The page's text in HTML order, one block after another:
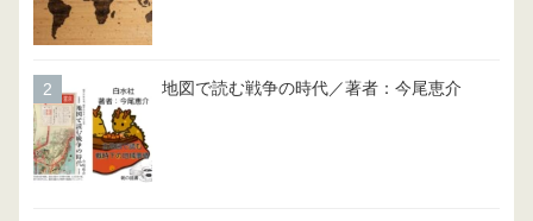
地図で読む戦争の時代／著者：今尾恵介